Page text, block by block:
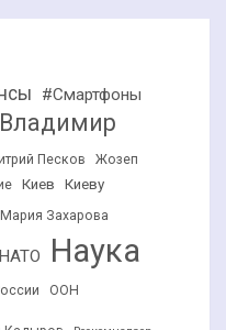
#Смартфоны
Владимир
Песков
Жозеп
Киев Киеву
Мария Захарова
НАТО Наука
ООН